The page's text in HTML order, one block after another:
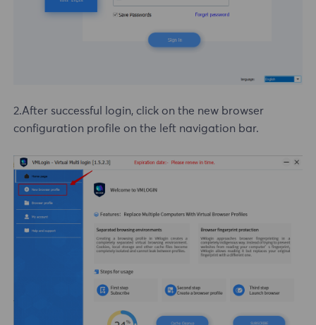
2.After successful login, click on the new browser
configuration profile on the left navigation bar.